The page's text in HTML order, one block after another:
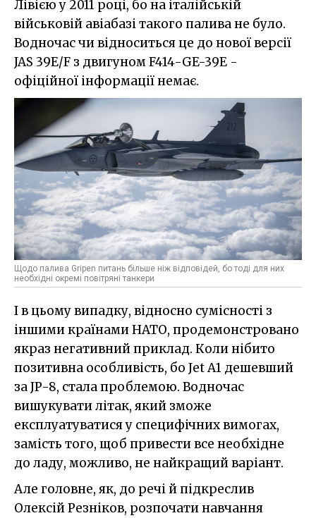
Лівією у 2011 році, бо на італійській
військовій авіабазі такого палива не було.
Водночас чи відноситься це до нової версії
JAS 39E/F з двигуном F414-GE-39E -
офіційної інформації немає.
Щодо палива Gripen питань більше ніж відповідей, бо тоді для них
необхідні окремі повітряні танкери
І в цьому випадку, відносно сумісності з
іншими країнами НАТО, продемонстровано
якраз негативний приклад. Коли нібито
позитивна особливість, бо Jet A1 дешевший
за JP-8, стала проблемою. Водночас
вишукувати літак, який зможе
експлуатуватися у специфічних вимогах,
замість того, щоб привести все необхідне
до ладу, можливо, не найкращий варіант.
Але головне, як, до речі й підкреслив
Олексій Резніков, розпочати навчання